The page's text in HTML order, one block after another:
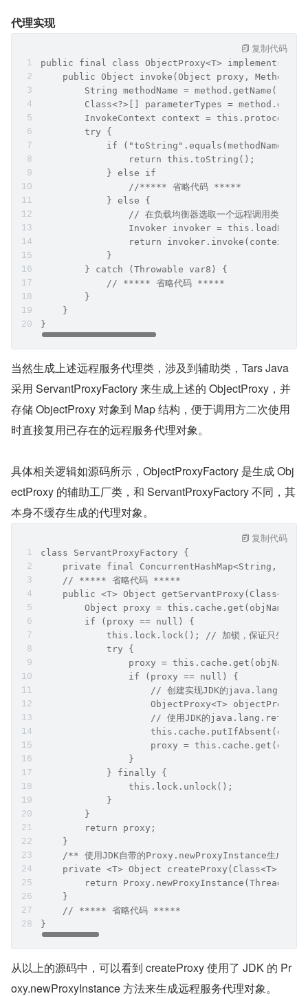
代理实现
public final class ObjectProxy<T> implements
public Object invoke(Object proxy, Method
        String methodName = method.getName();
Class<?>[] parameterTypes =
InvokeContext context =
        try {
if ("toString".equals(methodName)
                return this.toString();
            } else if
                //***** 省略代码 *****
            } else {
// 在负载均衡器选取一个远程调用类，进行
Invoker invoker =
                return invoker.invoke(context);
            }
        } catch (Throwable var8) {
            // ***** 省略代码 *****
        }
    }
}
复制代码
当然生成上述远程服务代理类，涉及到辅助类，Tars Java
采用 ServantProxyFactory 来生成上述的 ObjectProxy，并
存储 ObjectProxy 对象到 Map 结构，便于调用方二次使用
时直接复用已存在的远程服务代理对象。
具体相关逻辑如源码所示，ObjectProxyFactory 是生成 Obj
ectProxy 的辅助工厂类，和 ServantProxyFactory 不同，其
本身不缓存生成的代理对象。
class ServantProxyFactory {
private final ConcurrentHashMap<String,
    // ***** 省略代码 *****
public <T> Object getServantProxy(Class<T>
        Object proxy = this.cache.get(objName);
        if (proxy == null) {
this.lock.lock(); // 加锁，保证只生成一个
            try {
                proxy = this.cache.get(objName);
                if (proxy == null) {
// 创建实现JDK的
ObjectProxy<T> objectProxy
// 使用JDK的
proxy =
                }
            } finally {
                this.lock.unlock();
            }
        }
        return proxy;
    }
/** 使用JDK自带的Proxy.newProxyInstance生成代理
private <T> Object createProxy(Class<T>
return
    }
    // ***** 省略代码 *****
}
复制代码
从以上的源码中，可以看到 createProxy 使用了 JDK 的 Pr
oxy.newProxyInstance 方法来生成远程服务代理对象。